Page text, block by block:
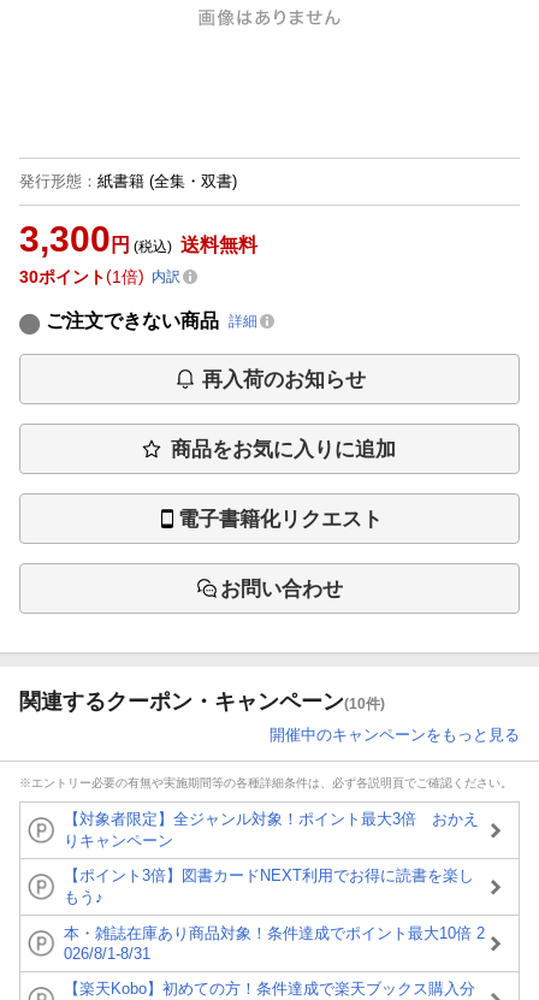
発行形態 ： 紙書籍 (全集・双書)
3,300 円 (税込) 送料無料
30ポイント 1倍 内訳
ご注文できない商品 詳細
再入荷のお知らせ
商品をお気に入りに追加
電子書籍化リクエスト
お問い合わせ
関連するクーポン・キャンペーン(10件)
開催中のキャンペーンをもっと見る
※エントリー必要の有無や実施期間等の各種詳細条件は、必ず各説明頁でご確認ください。
【対象者限定】全ジャンル対象！ポイント最大3倍 おかえ
りキャンペーン
【ポイント3倍】図書カードNEXT利用でお得に読書を楽し
もう♪
本・雑誌在庫あり商品対象！条件達成でポイント最大10倍 2
026/8/1-8/31
【楽天Kobo】初めての方！条件達成で楽天ブックス購入分